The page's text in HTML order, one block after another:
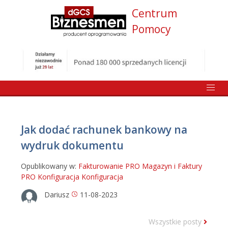
Centrum
Pomocy
Jak dodać rachunek bankowy na
wydruk dokumentu
Opublikowany w: Fakturowanie PRO Magazyn i Faktury
PRO Konfiguracja Konfiguracja
Dariusz
11-08-2023
Wszystkie posty